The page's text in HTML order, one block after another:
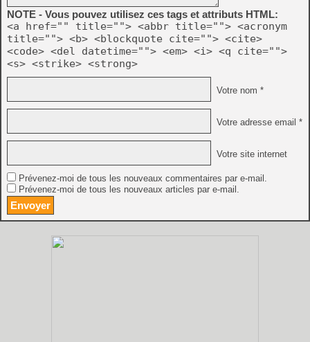
NOTE - Vous pouvez utilisez ces tags et attributs HTML:
<a href="" title=""> <abbr title=""> <acronym
title=""> <b> <blockquote cite=""> <cite>
<code> <del datetime=""> <em> <i> <q cite="">
<s> <strike> <strong>
Votre nom *
Votre adresse email *
Votre site internet
Prévenez-moi de tous les nouveaux commentaires par e-mail.
Prévenez-moi de tous les nouveaux articles par e-mail.